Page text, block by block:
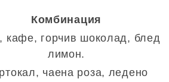
Комбинация
кафе, горчив шоколад, блед
лимон.
чаена роза, ледено